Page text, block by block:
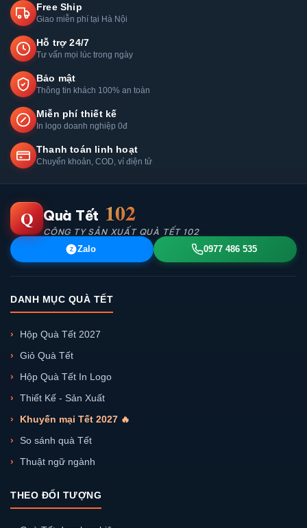
Free Ship
Giao miễn phí tại Hà Nội
Hỗ trợ 24/7
Tư vấn mọi lúc trong ngày
Bảo mật
Thông tin khách 100% an toàn
Miễn phí thiết kế
In logo doanh nghiệp 0đ
Thanh toán linh hoạt
Chuyển khoản, COD, ví điện tử
Q Quà Tết 102
CÔNG TY SẢN XUẤT QUÀ TẾT 102
Z Zalo 0977 486 535
DANH MỤC QUÀ TẾT
Hộp Quà Tết 2027
Giỏ Quà Tết
Hộp Quà Tết In Logo
Thiết Kế - Sản Xuất
Khuyến mại Tết 2027 🔥
So sánh quà Tết
Thuật ngữ ngành
THEO ĐỐI TƯỢNG